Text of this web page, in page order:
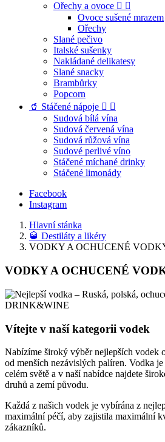
Ořechy a ovoce  
Ovoce sušené mrazem
Ořechy
Slané pečivo
Italské sušenky
Nakládané delikatesy
Slané snacky
Brambůrky
Popcorn
🥤 Stáčené nápoje  
Sudová bílá vína
Sudová červená vína
Sudová růžová vína
Sudové perlivé víno
Stáčené míchané drinky
Stáčené limonády
Facebook
Instagram
Hlavní stánka
🥃 Destiláty a likéry
VODKY A OCHUCENÉ
VODKY A OCHUCENÉ
Vítejte v naší kategorii vodek
Nabízíme široký výběr nejlepších vodek
od menších nezávislých palíren. Vodka
celém světě a v naší nabídce najdete
druhů a zemí původu.
Každá z našich vodek je vybírána z
maximální péčí, aby zajistila maximální
zákazníků.